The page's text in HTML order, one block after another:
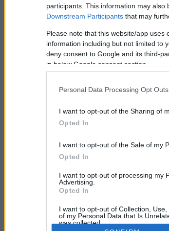
participants. This information may
Downstream Participants that may
Please note that this website/app
information including but not limited to
deny consent to Google and its third-
in below Google consent section.
Personal Data Processing Opt Outs
I want to opt-out of the Sharing of
Opted In
I want to opt-out of the Sale of my
Opted In
I want to opt-out of processing my
Advertising.
Opted In
I want to opt-out of Collection,
of my Personal Data that Is
was collected.